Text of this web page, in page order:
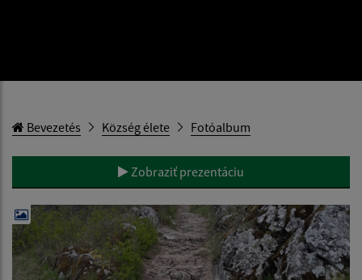
Bevezetés Község élete Fotóalbum
Zobraziť prezentáciu